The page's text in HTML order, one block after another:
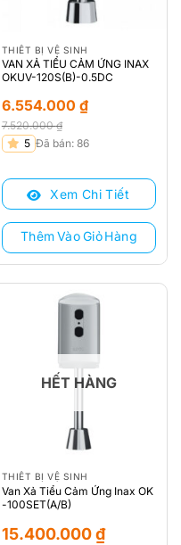
THIẾT BỊ VỆ SINH
VAN XẢ TIỂU CẢM ỨNG INAX
OKUV-120S(B)-0.5DC
7.520.000₫
Giá
là:
7.520.000 ₫.
6.554.000 ₫
Giá
tại
6.554.000 ₫.
5 Đã bán: 86
Xem Chi Tiết
Thêm Vào Giỏ Hàng
HẾT HÀNG
THIẾT BỊ VỆ SINH
Van Xả Tiểu Cảm Ứng Inax OK
-100SET(A/B)
15.400.000₫